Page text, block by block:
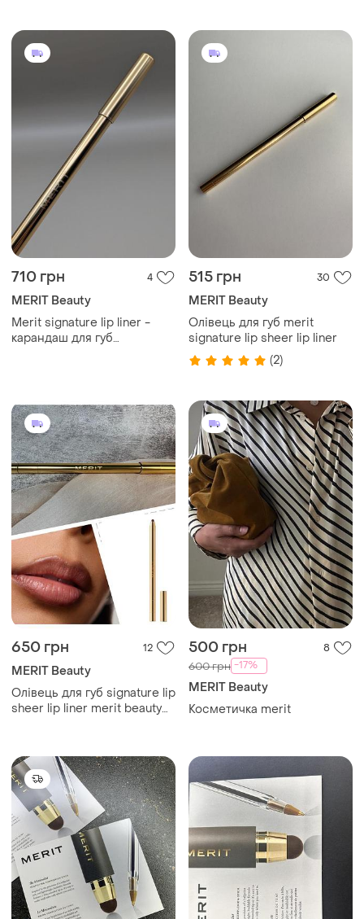
710 грн 4
MERIT Beauty
Merit signature lip liner -
карандаш для губ
515 грн 30
MERIT Beauty
Олівець для губ merit
signature lip sheer lip liner
(2)
650 грн 12
MERIT Beauty
Олівець для губ signature lip
sheer lip liner merit beauty
500 грн 8
600 грн -17%
MERIT Beauty
Косметичка merit